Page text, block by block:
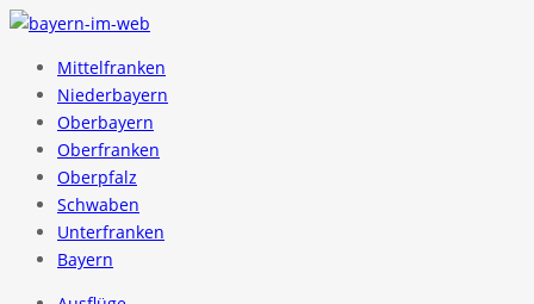
Mittelfranken
Niederbayern
Oberbayern
Oberfranken
Oberpfalz
Schwaben
Unterfranken
Bayern